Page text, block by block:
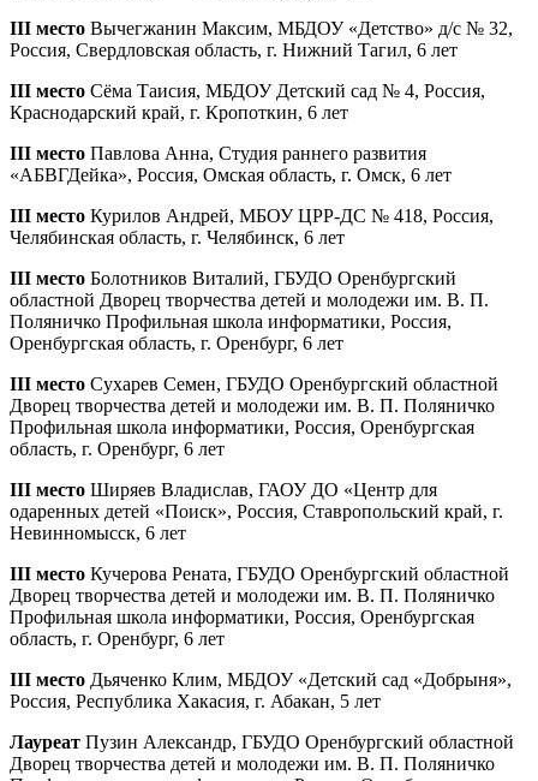
III место Вычегжанин Максим, МБДОУ «Детство» д/c № 32,
Россия, Свердловская область, г. Нижний Тагил, 6 лет
III место Сёма Таисия, МБДОУ Детский сад № 4, Россия,
Краснодарский край, г. Кропоткин, 6 лет
III место Павлова Анна, Студия раннего развития
«АБВГДейка», Россия, Омская область, г. Омск, 6 лет
III место Курилов Андрей, МБОУ ЦРР-ДС № 418, Россия,
Челябинская область, г. Челябинск, 6 лет
III место Болотников Виталий, ГБУДО Оренбургский
областной Дворец творчества детей и молодежи им. В. П.
Поляничко Профильная школа информатики, Россия,
Оренбургская область, г. Оренбург, 6 лет
III место Сухарев Семен, ГБУДО Оренбургский областной
Дворец творчества детей и молодежи им. В. П. Поляничко
Профильная школа информатики, Россия, Оренбургская
область, г. Оренбург, 6 лет
III место Ширяев Владислав, ГАОУ ДО «Центр для
одаренных детей «Поиск», Россия, Ставропольский край, г.
Невинномысск, 6 лет
III место Кучерова Рената, ГБУДО Оренбургский областной
Дворец творчества детей и молодежи им. В. П. Поляничко
Профильная школа информатики, Россия, Оренбургская
область, г. Оренбург, 6 лет
III место Дьяченко Клим, МБДОУ «Детский сад «Добрыня»,
Россия, Республика Хакасия, г. Абакан, 5 лет
Лауреат Пузин Александр, ГБУДО Оренбургский областной
Дворец творчества детей и молодежи им. В. П. Поляничко